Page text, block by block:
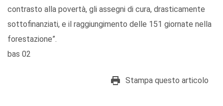
contrasto alla povertà, gli assegni di cura, drasticamente
sottofinanziati, e il raggiungimento delle 151 giornate nella
forestazione”.
bas 02
Stampa questo articolo